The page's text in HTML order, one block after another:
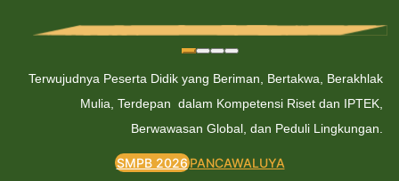
Terwujudnya Peserta Didik yang Beriman, Bertakwa, Berakhlak
Mulia, Terdepan dalam Kompetensi Riset dan IPTEK,
Berwawasan Global, dan Peduli Lingkungan.
SMPB 2026PANCAWALUYA